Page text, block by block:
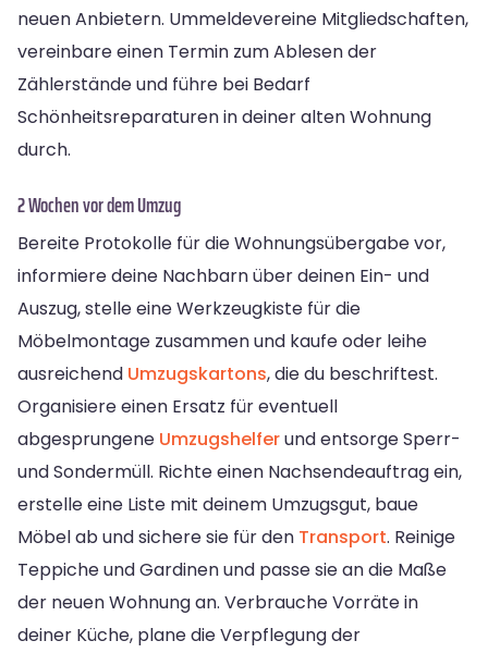
neuen Anbietern. Ummeldevereine Mitgliedschaften,
vereinbare einen Termin zum Ablesen der
Zählerstände und führe bei Bedarf
Schönheitsreparaturen in deiner alten Wohnung
durch.
2 Wochen vor dem Umzug
Bereite Protokolle für die Wohnungsübergabe vor,
informiere deine Nachbarn über deinen Ein- und
Auszug, stelle eine Werkzeugkiste für die
Möbelmontage zusammen und kaufe oder leihe
ausreichend Umzugskartons, die du beschriftest.
Organisiere einen Ersatz für eventuell
abgesprungene Umzugshelferund entsorge Sperr-
und Sondermüll. Richte einen Nachsendeauftrag ein,
erstelle eine Liste mit deinem Umzugsgut, baue
Möbel ab und sichere sie für den Transport. Reinige
Teppiche und Gardinen und passe sie an die Maße
der neuen Wohnung an. Verbrauche Vorräte in
deiner Küche, plane die Verpflegung der